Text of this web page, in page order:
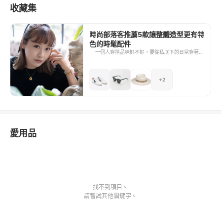
收藏集
時尚部落客推薦5款讓整體造型更有特
色的時髦配件
一個人穿搭品味好不好，要從私底下的日常穿著判
便只是上個淡妝，整體看起來依然非常時髦。本次
便要跟大家分享我經常使用的配件，在它們的幫助
下，你也能晉升為穿搭高手！
+2
愛用品
找不到項目。
請嘗試其他關鍵字。